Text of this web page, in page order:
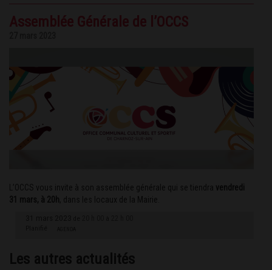
Assemblée Générale de l’OCCS
L’OCCS vous invite à son assemblée générale qui se tiendra vendredi
31 mars, à 20h, dans les locaux de la Mairie.
Les autres actualités